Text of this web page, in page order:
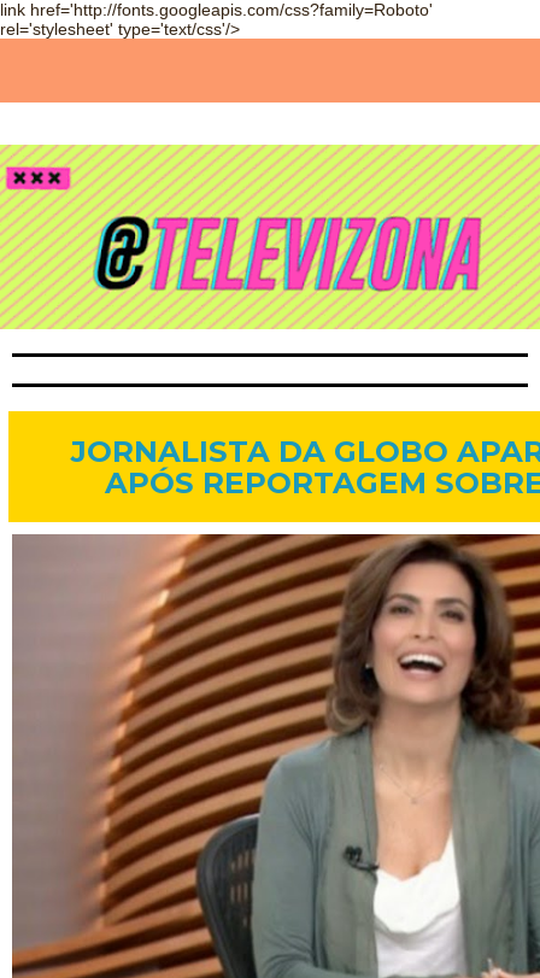
link href='http://fonts.googleapis.com/css?family=Roboto'
rel='stylesheet' type='text/css'/>
JORNALISTA DA GLOBO
APÓS REPORTAGEM